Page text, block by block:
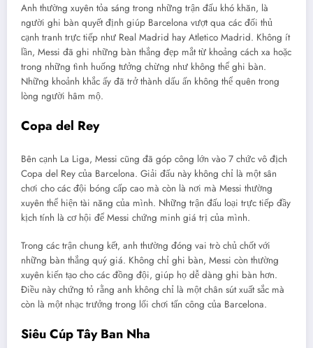
Anh thường xuyên tỏa sáng trong những trận đấu khó khăn, là
người ghi bàn quyết định giúp Barcelona vượt qua các đối thủ
cạnh tranh trực tiếp như Real Madrid hay Atletico Madrid. Không ít
lần, Messi đã ghi những bàn thắng đẹp mắt từ khoảng cách xa hoặc
trong những tình huống tưởng chừng như không thể ghi bàn.
Những khoảnh khắc ấy đã trở thành dấu ấn không thể quên trong
lòng người hâm mộ.
Copa del Rey
Bên cạnh La Liga, Messi cũng đã góp công lớn vào 7 chức vô địch
Copa del Rey của Barcelona. Giải đấu này không chỉ là một sân
chơi cho các đội bóng cấp cao mà còn là nơi mà Messi thường
xuyên thể hiện tài năng của mình. Những trận đấu loại trực tiếp đầy
kịch tính là cơ hội để Messi chứng minh giá trị của mình.
Trong các trận chung kết, anh thường đóng vai trò chủ chốt với
những bàn thắng quý giá. Không chỉ ghi bàn, Messi còn thường
xuyên kiến tạo cho các đồng đội, giúp họ dễ dàng ghi bàn hơn.
Điều này chứng tỏ rằng anh không chỉ là một chân sút xuất sắc mà
còn là một nhạc trưởng trong lối chơi tấn công của Barcelona.
Siêu Cúp Tây Ban Nha